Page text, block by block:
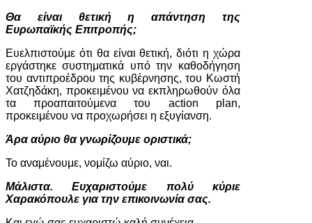
Θα είναι θετική η απάντηση της
Ευρωπαϊκής Επιτροπής;
Ευελπιστούμε ότι θα είναι θετική, διότι η χώρα
εργάστηκε συστηματικά υπό την καθοδήγηση
του αντιπροέδρου της κυβέρνησης, του Κωστή
Χατζηδάκη, προκειμένου να εκπληρωθούν όλα
τα προαπαιτούμενα του action plan,
προκειμένου να προχωρήσει η εξυγίανση.
Άρα αύριο θα γνωρίζουμε οριστικά;
Το αναμένουμε, νομίζω αύριο, ναι.
Μάλιστα. Ευχαριστούμε πολύ κύριε
Χαρακόπουλε για την επικοινωνία σας.